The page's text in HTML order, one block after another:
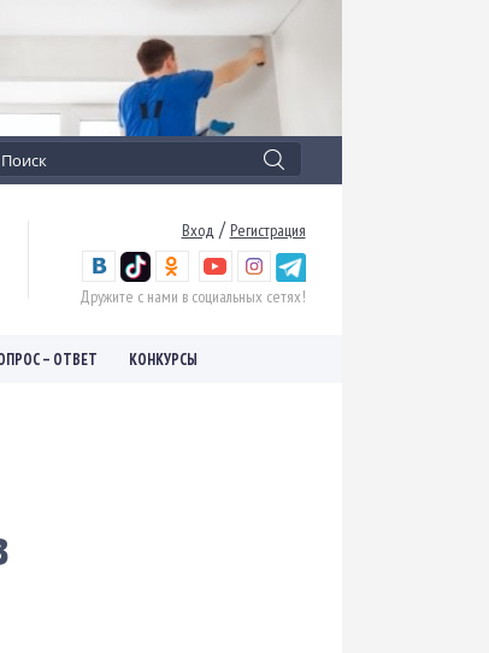
Вход / Регистрация
Дружите с нами в социальных сетях!
– ОТВЕТ КОНКУРСЫ